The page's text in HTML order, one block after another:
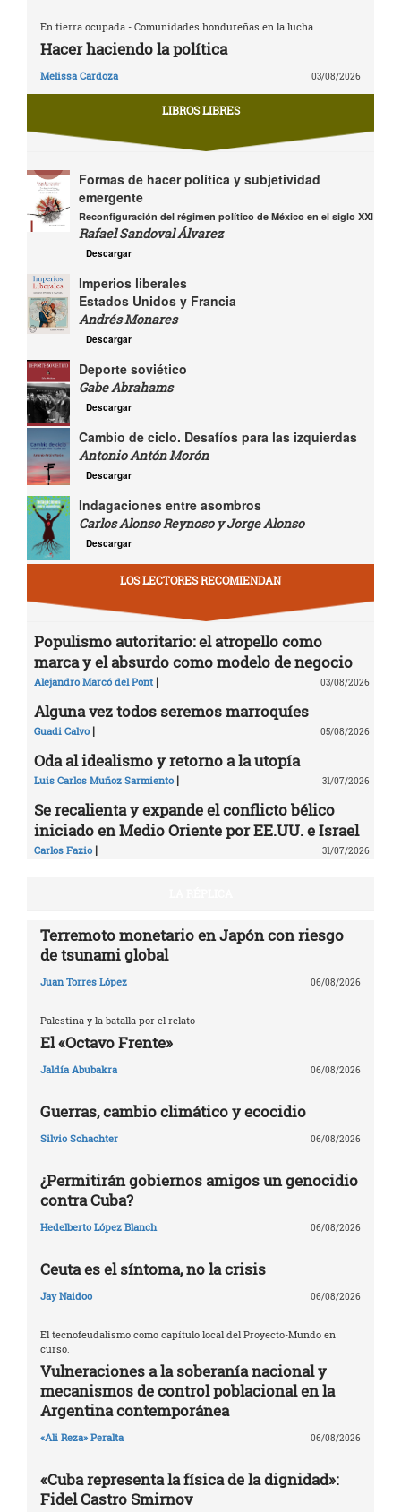
En tierra ocupada - Comunidades hondureñas en la lucha
Hacer haciendo la política
Melissa Cardoza 03/08/2026
LIBROS LIBRES
Formas de hacer política y subjetividad
emergente
Reconfiguración del régimen político de México en el siglo XXI
Rafael Sandoval Álvarez
Descargar
Imperios liberales
Estados Unidos y Francia
Andrés Monares
Descargar
Deporte soviético
Gabe Abrahams
Descargar
Cambio de ciclo. Desafíos para las izquierdas
Antonio Antón Morón
Descargar
Indagaciones entre asombros
Carlos Alonso Reynoso y Jorge Alonso
Descargar
LOS LECTORES RECOMIENDAN
Populismo autoritario: el atropello como
marca y el absurdo como modelo de negocio
Alejandro Marcó del Pont | 03/08/2026
Alguna vez todos seremos marroquíes
Guadi Calvo | 05/08/2026
Oda al idealismo y retorno a la utopía
Luis Carlos Muñoz Sarmiento | 31/07/2026
Se recalienta y expande el conflicto bélico
iniciado en Medio Oriente por EE.UU. e Israel
Carlos Fazio | 31/07/2026
Terremoto monetario en Japón con riesgo
de tsunami global
Juan Torres López 06/08/2026
Palestina y la batalla por el relato
El «Octavo Frente»
Jaldía Abubakra 06/08/2026
Guerras, cambio climático y ecocidio
Silvio Schachter 06/08/2026
¿Permitirán gobiernos amigos un genocidio
contra Cuba?
Hedelberto López Blanch 06/08/2026
Ceuta es el síntoma, no la crisis
Jay Naidoo 06/08/2026
El tecnofeudalismo como capítulo local del Proyecto-Mundo en
curso.
Vulneraciones a la soberanía nacional y
mecanismos de control poblacional en la
Argentina contemporánea
«Ali Reza» Peralta 06/08/2026
«Cuba representa la física de la dignidad»:
Fidel Castro Smirnov